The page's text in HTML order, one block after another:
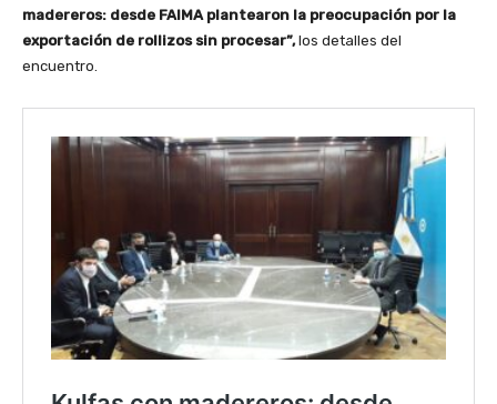
madereros: desde FAIMA plantearon la preocupación por la
exportación de rollizos sin procesar”,los detalles del
encuentro.